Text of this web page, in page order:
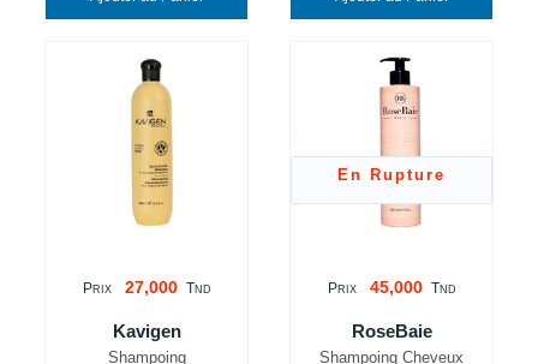
PRIX 27,000 TND
Kavigen
Shampoing
En Rupture
PRIX 45,000 TND
RoseBaie
Shampoing Cheveux